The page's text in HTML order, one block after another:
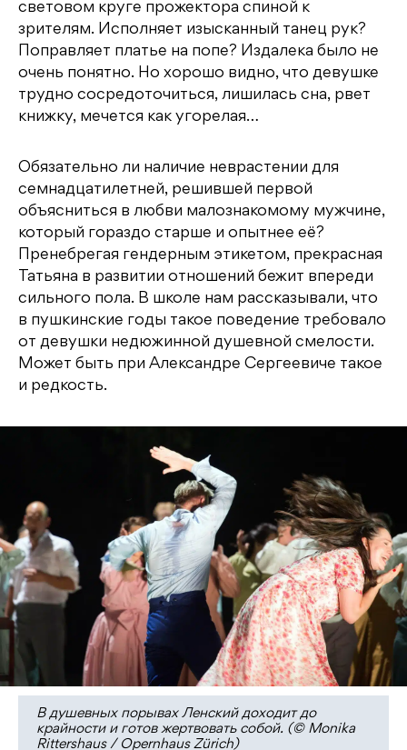
световом круге прожектора спиной к
зрителям. Исполняет изысканный танец рук?
Поправляет платье на попе? Издалека было не
очень понятно. Но хорошо видно, что девушке
трудно сосредоточиться, лишилась сна, рвет
книжку, мечется как угорелая…
Обязательно ли наличие неврастении для
семнадцатилетней, решившей первой
объясниться в любви малознакомому мужчине,
который гораздо старше и опытнее её?
Пренебрегая гендерным этикетом, прекрасная
Татьяна в развитии отношений бежит впереди
сильного пола. В школе нам рассказывали, что
в пушкинские годы такое поведение требовало
от девушки недюжинной душевной смелости.
Может быть при Александре Сергеевиче такое
и редкость.
В душевных порывах Ленский доходит до
крайности и готов жертвовать собой. (© Monika
Rittershaus / Opernhaus Zürich)